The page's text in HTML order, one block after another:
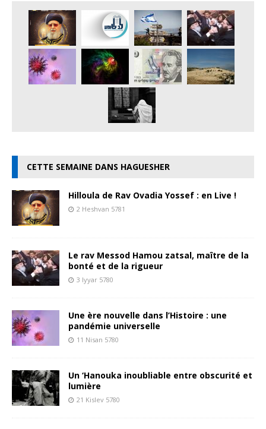
CETTE SEMAINE DANS HAGUESHER
Hilloula de Rav Ovadia Yossef : en Live !
2 Heshvan 5781
Le rav Messod Hamou zatsal, maître de la
bonté et de la rigueur
3 Iyyar 5780
Une ère nouvelle dans l’Histoire : une
pandémie universelle
11 Nisan 5780
Un ‘Hanouka inoubliable entre obscurité et
lumière
21 Kislev 5780